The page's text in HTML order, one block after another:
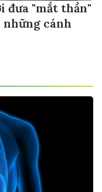
đưa "mắt thần"
cánh